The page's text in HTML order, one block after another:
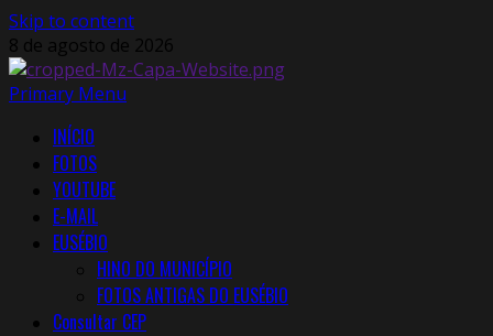
Skip to content
8 de agosto de 2026
Primary Menu
INÍCIO
FOTOS
YOUTUBE
E-MAIL
EUSÉBIO
HINO DO MUNICÍPIO
FOTOS ANTIGAS DO EUSÉBIO
Consultar CEP